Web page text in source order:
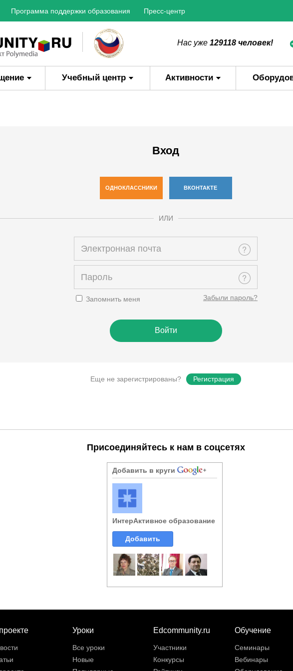
Программа поддержки образования Пресс-центр
Нас уже 129118 человек!
Учебный центр Активности
Вход
ОДНОКЛАССНИКИ ВКОНТАКТЕ
ИЛИ
Запомнить меня Забыли пароль?
Еще не зарегистрированы? Регистрация
Присоединяйтесь к нам в соцсетях
Добавить в круги
ИнтерАктивное образование
Добавить
Уроки
Все уроки
Новые
Edcommunity.ru
Участники
Конкурсы
Обучение
Семинары
Вебинары